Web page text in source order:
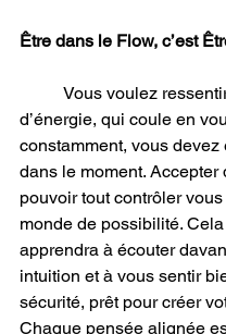
Être dans le Flow, c’est
d’énergie, qui coule en
constamment, vous devez
dans le moment. Accepter
pouvoir tout contrôler
monde de possibilité.
apprendra à écouter
intuition et à vous sentir
sécurité, prêt pour créer
Chaque pensée alignée